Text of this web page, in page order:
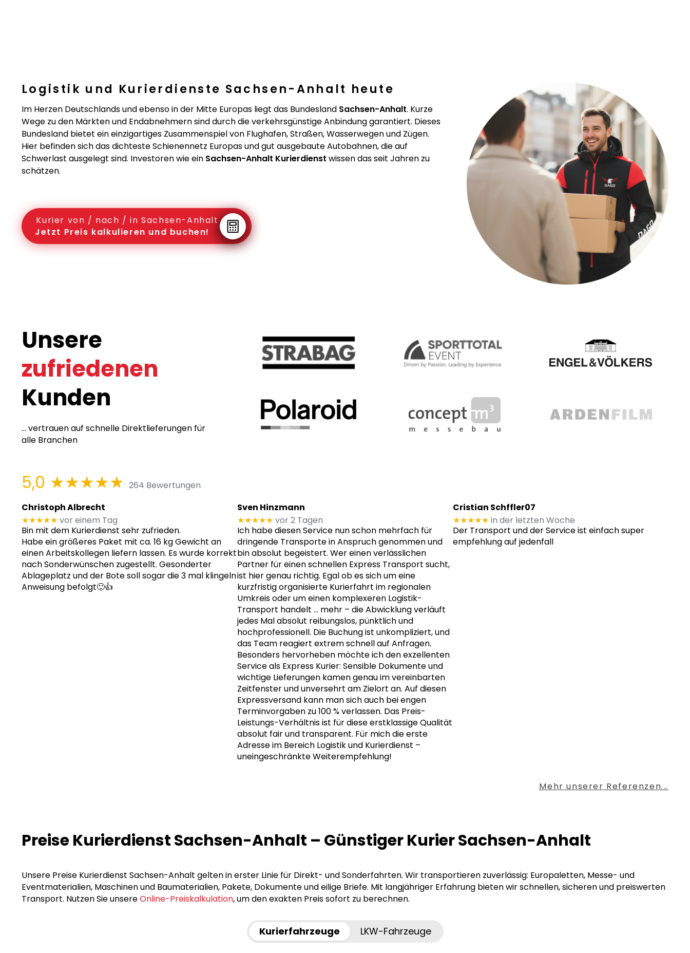
Logistik und Kurierdienste Sachsen-Anhalt heute
Im Herzen Deutschlands und ebenso in der Mitte Europas liegt das Bundesland Sachsen-Anhalt. Kurze
Wege zu den Märkten und Endabnehmern sind durch die verkehrsgünstige Anbindung garantiert. Dieses
Bundesland bietet ein einzigartiges Zusammenspiel von Flughafen, Straßen, Wasserwegen und Zügen.
Hier befinden sich das dichteste Schienennetz Europas und gut ausgebaute Autobahnen, die auf
Schwerlast ausgelegt sind. Investoren wie ein Sachsen-Anhalt Kurierdienst wissen das seit Jahren zu
schätzen.
Kurier von / nach / in Sachsen-Anhalt
Jetzt Preis kalkulieren und buchen!
Unsere
zufriedenen
Kunden
... vertrauen auf schnelle Direktlieferungen für
alle Branchen
5,0 ★★★★★ 264 Bewertungen
Christoph Albrecht
★★★★★ vor einem Tag
Bin mit dem Kurierdienst sehr zufrieden.
Habe ein größeres Paket mit ca. 16 kg Gewicht an
einen Arbeitskollegen liefern lassen. Es wurde korrekt
nach Sonderwünschen zugestellt. Gesonderter
Ablageplatz und der Bote soll sogar die 3 mal klingeln
Anweisung befolgt🙂👍
Sven Hinzmann
★★★★★ vor 2 Tagen
Ich habe diesen Service nun schon mehrfach für
dringende Transporte in Anspruch genommen und
bin absolut begeistert. Wer einen verlässlichen
Partner für einen schnellen Express Transport sucht,
ist hier genau richtig. Egal ob es sich um eine
kurzfristig organisierte Kurierfahrt im regionalen
Umkreis oder um einen komplexeren Logistik-
Transport handelt … mehr– die Abwicklung verläuft
jedes Mal absolut reibungslos, pünktlich und
hochprofessionell. Die Buchung ist unkompliziert, und
das Team reagiert extrem schnell auf Anfragen.
Besonders hervorheben möchte ich den exzellenten
Service als Express Kurier: Sensible Dokumente und
wichtige Lieferungen kamen genau im vereinbarten
Zeitfenster und unversehrt am Zielort an. Auf diesen
Expressversand kann man sich auch bei engen
Terminvorgaben zu 100 % verlassen. Das Preis-
Leistungs-Verhältnis ist für diese erstklassige Qualität
absolut fair und transparent. Für mich die erste
Adresse im Bereich Logistik und Kurierdienst –
uneingeschränkte Weiterempfehlung!
Cristian Schffler07
★★★★★ in der letzten Woche
Der Transport und der Service ist einfach super
empfehlung auf jedenfall
Mehr unserer Referenzen...
Preise Kurierdienst Sachsen-Anhalt – Günstiger Kurier Sachsen-Anhalt
Unsere Preise Kurierdienst Sachsen-Anhalt gelten in erster Linie für Direkt- und Sonderfahrten. Wir transportieren zuverlässig: Europaletten, Messe- und
Eventmaterialien, Maschinen und Baumaterialien, Pakete, Dokumente und eilige Briefe. Mit langjähriger Erfahrung bieten wir schnellen, sicheren und preiswerten
Transport. Nutzen Sie unsereOnline-Preiskalkulation, um den exakten Preis sofort zu berechnen.
Kurierfahrzeuge LKW-Fahrzeuge